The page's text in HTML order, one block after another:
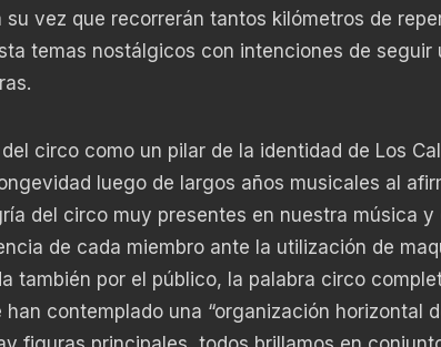
su vez que recorrerán tantos kilómetros de
temas nostálgicos con intenciones de seguir
circo como un pilar de la identidad de Los
luego de largos años musicales al
del circo muy presentes en nuestra música y
de cada miembro ante la utilización de
también por el público, la palabra circo
han contemplado una “organización horizontal